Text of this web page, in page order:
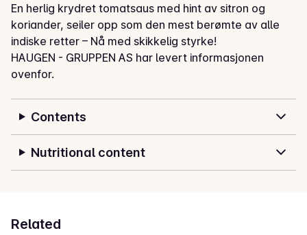
En herlig krydret tomatsaus med hint av sitron og
koriander, seiler opp som den mest berømte av alle
indiske retter – Nå med skikkelig styrke!
HAUGEN - GRUPPEN AS har levert informasjonen
ovenfor.
Contents
Nutritional content
Related